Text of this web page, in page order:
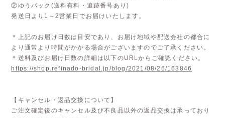
②ゆうパック(送料有料・追跡番号あり)
発送日より1～2営業日でお届けいたします。
＊上記のお届け日数は目安であり、お届け地域や配送会社の都合に
より通常より時間がかかる場合がございますのでご了承ください。
＊送料及びお届け日数の詳細は以下のURLからご確認ください。
https://shop.refinado-bridal.jp/blog/2021/08/26/163846
【キャンセル・返品交換について】
ご注文確定後のキャンセル及び不良品以外の返品交換は承っており